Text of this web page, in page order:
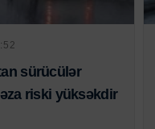
sürücülər
riski yüksəkdir